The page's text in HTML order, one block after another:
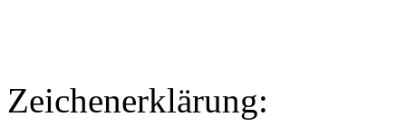
Zeichenerklärung: